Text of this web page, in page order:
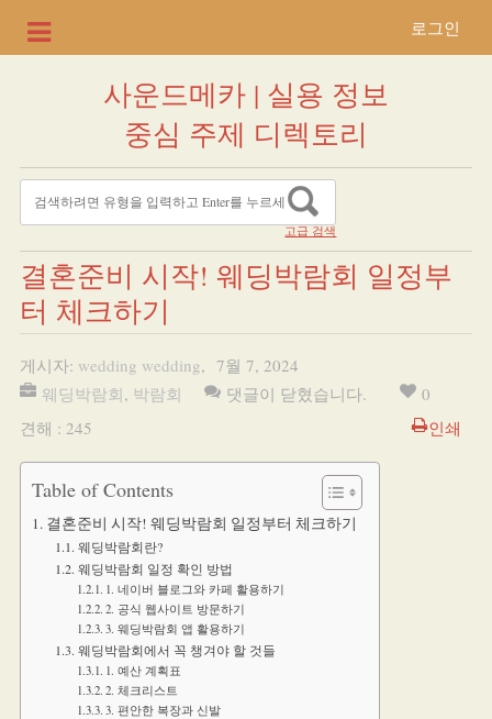
로그인
사운드메카 | 실용 정보
중심 주제 디렉토리
고급 검색
결혼준비 시작! 웨딩박람회 일정부
터 체크하기
게시자: wedding wedding, 7월 7, 2024
웨딩박람회, 박람회 댓글이 닫혔습니다.
0
견해 : 245
인쇄
Table of Contents
결혼준비 시작! 웨딩박람회 일정부터 체크하기
웨딩박람회란?
웨딩박람회 일정 확인 방법
1. 네이버 블로그와 카페 활용하기
2. 공식 웹사이트 방문하기
3. 웨딩박람회 앱 활용하기
웨딩박람회에서 꼭 챙겨야 할 것들
1. 예산 계획표
2. 체크리스트
3. 편안한 복장과 신발